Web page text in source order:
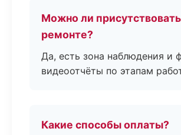
Можно ли
ремонте?
Да, есть зона наблюдения и
видеоотчёты по этапам
Какие способы оплаты?